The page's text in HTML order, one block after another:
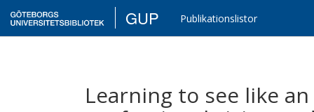
GUP Publikationslistor
Learning to see like